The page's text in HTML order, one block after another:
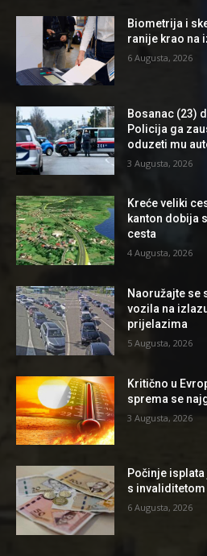
Biometrija i
ranije krao na
6 Augusta, 2026
Bosanac (23)
Policija ga
oduzeti mu
3 Augusta, 2026
Kreće veliki
kanton dobija
cesta
4 Augusta, 2026
Naoružajte se
vozila na
prijelazima
5 Augusta, 2026
Kritično u
sprema se
3 Augusta, 2026
Počinje
s invaliditetom
6 Augusta, 2026